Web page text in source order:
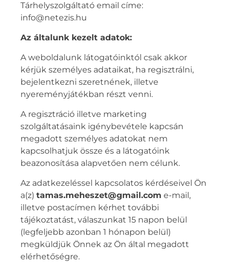
Tárhelyszolgáltató email címe:
info@netezis.hu
Az általunk kezelt adatok:
A weboldalunk látogatóinktól csak akkor
kérjük személyes adataikat, ha regisztrálni,
bejelentkezni szeretnének, illetve
nyereményjátékban részt venni.
A regisztráció illetve marketing
szolgáltatásaink igénybevétele kapcsán
megadott személyes adatokat nem
kapcsolhatjuk össze és a látogatóink
beazonosítása alapvetően nem célunk.
Az adatkezeléssel kapcsolatos kérdéseivel Ön
a(z) tamas.meheszet@gmail.com e-mail,
illetve postacímen kérhet további
tájékoztatást, válaszunkat 15 napon belül
(legfeljebb azonban 1 hónapon belül)
megküldjük Önnek az Ön által megadott
elérhetőségre.